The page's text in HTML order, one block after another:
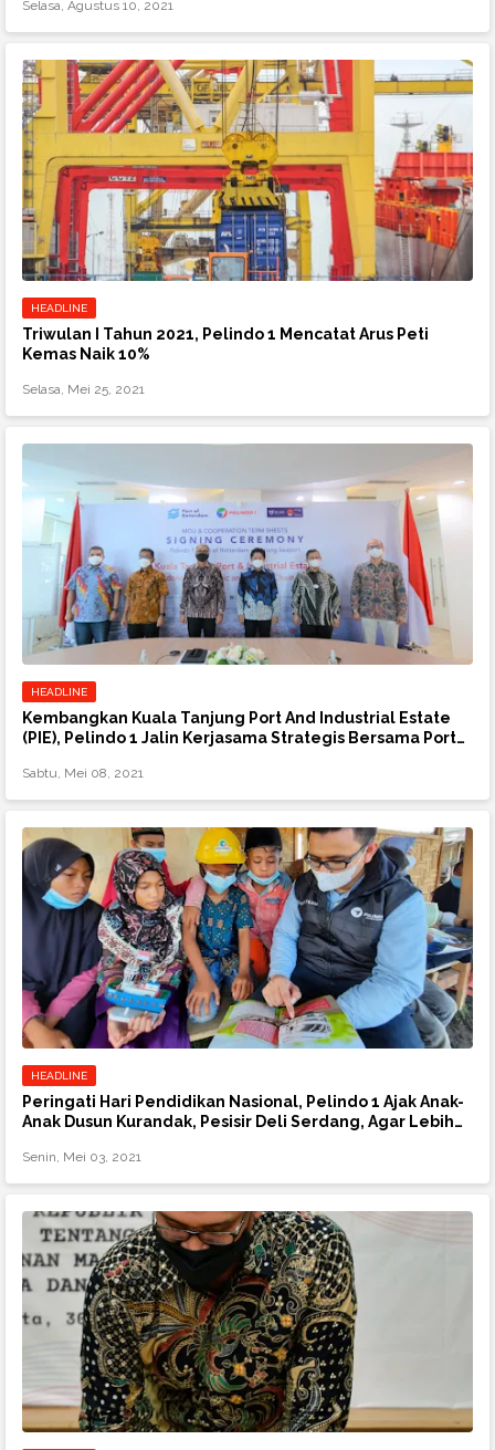
Selasa, Agustus 10, 2021
HEADLINE
Triwulan I Tahun 2021, Pelindo 1 Mencatat Arus Peti
Kemas Naik 10%
Selasa, Mei 25, 2021
HEADLINE
Kembangkan Kuala Tanjung Port And Industrial Estate
(PIE), Pelindo 1 Jalin Kerjasama Strategis Bersama Port
Sabtu, Mei 08, 2021
HEADLINE
Peringati Hari Pendidikan Nasional, Pelindo 1 Ajak Anak-
Anak Dusun Kurandak, Pesisir Deli Serdang, Agar Lebih
Senin, Mei 03, 2021